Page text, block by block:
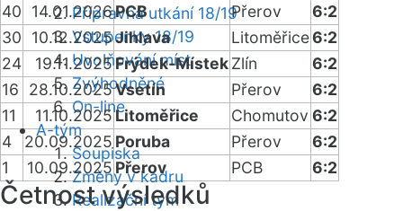
Přípravná utkání 18/19
Vstupenky 18/19
Uvolňování míst
Zvýhodněné
On-line
A-tým
Soupiska
Změny v kádru
Realizační tým
40 14.01.2026PCB Přerov
6:2
30
10.12.2025Jihlava Litoměřice6:2
24
19.11.2025Frýdek-MístekZlín
6:2
16
28.10.2025Vsetín Přerov
6:2
11
11.10.2025 Litoměřice Chomutov 6:2
4
20.09.2025 Poruba Přerov
6:2
1
10.09.2025 Přerov PCB 6:2
Četnost výsledků